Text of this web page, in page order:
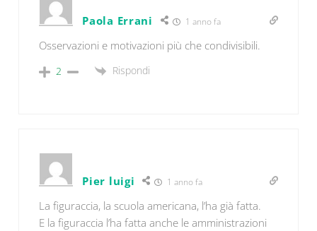
Paola Errani 1 anno fa
Osservazioni e motivazioni più che condivisibili.
2 Rispondi
Pier luigi 1 anno fa
La figuraccia, la scuola americana, l’ha già fatta.
E la figuraccia l’ha fatta anche le amministrazioni